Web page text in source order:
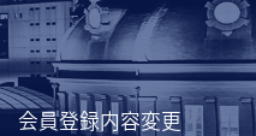
会員登録内容変更